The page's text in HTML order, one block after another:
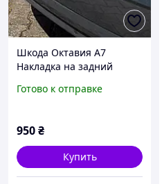
Шкода Октавия А7
Накладка на задний
2013-2019 Седан /
Готово к отправке
950₴
Купить